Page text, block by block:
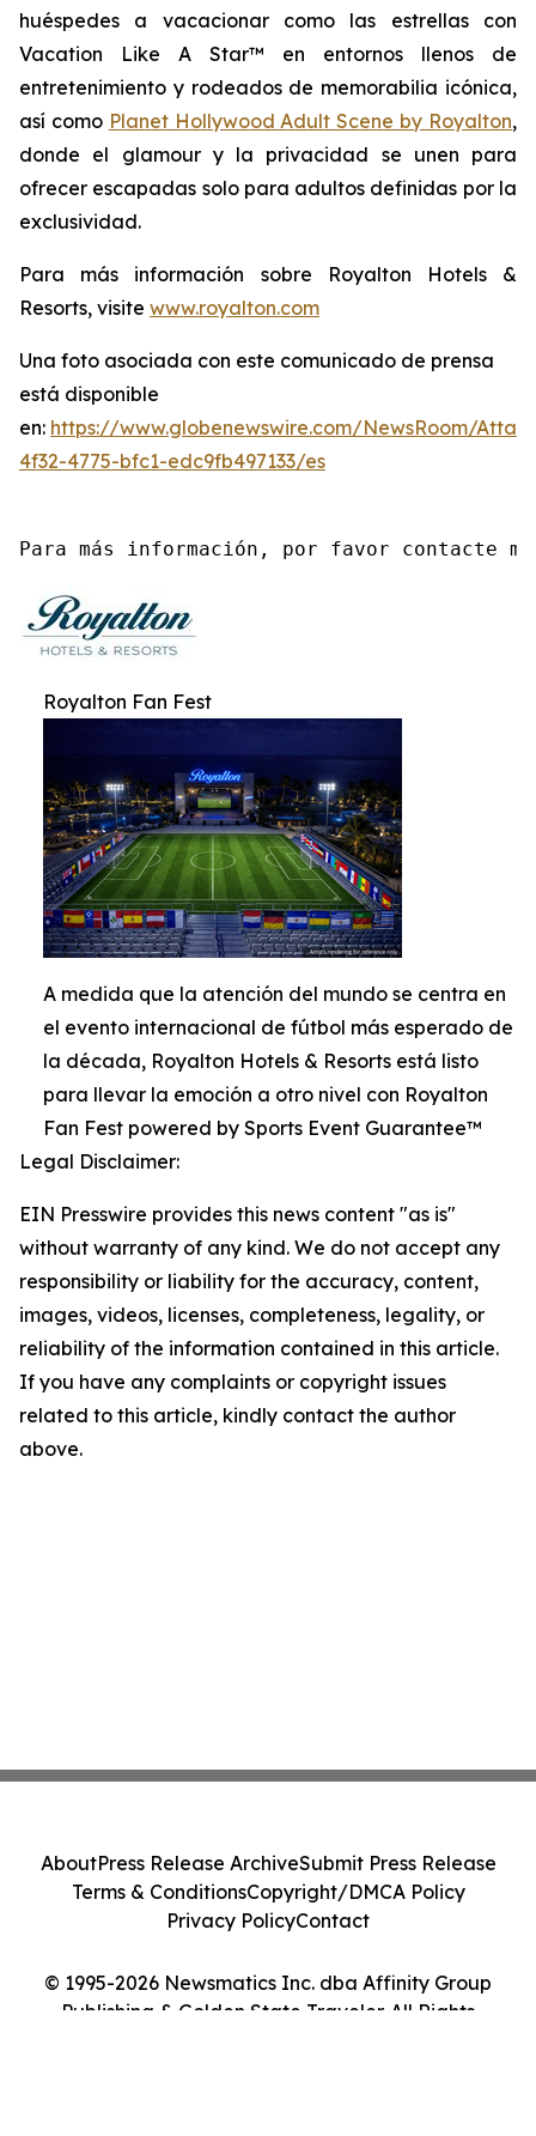
huéspedes a vacacionar como las estrellas con
Vacation Like A Star™ en entornos llenos de
entretenimiento y rodeados de memorabilia icónica,
así como Planet Hollywood Adult Scene by Royalton,
donde el glamour y la privacidad se unen para
ofrecer escapadas solo para adultos definidas por la
exclusividad.
Para más información sobre Royalton Hotels &
Resorts, visite www.royalton.com
Una foto asociada con este comunicado de prensa
está disponible
en: https://www.globenewswire.com/NewsRoom/
4f32-4775-bfc1-edc9fb497133/es
Para más información, por favor contacte
Royalton Fan Fest
A medida que la atención del mundo se centra en
el evento internacional de fútbol más esperado de
la década, Royalton Hotels & Resorts está listo
para llevar la emoción a otro nivel con Royalton
Fan Fest powered by Sports Event Guarantee™
Legal Disclaimer:
EIN Presswire provides this news content "as is"
without warranty of any kind. We do not accept any
responsibility or liability for the accuracy, content,
images, videos, licenses, completeness, legality, or
reliability of the information contained in this article.
If you have any complaints or copyright issues
related to this article, kindly contact the author
above.
© 1995-2026 Newsmatics Inc. dba Affinity Group
Publishing & Golden State Traveler. All Rights
AboutPress Release ArchiveSubmit Press Release
Terms & ConditionsCopyright/DMCA Policy
Privacy PolicyContact